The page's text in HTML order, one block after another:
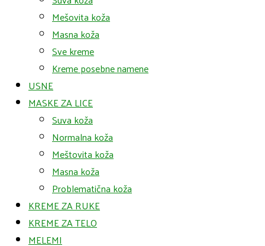
Mešovita koža
Masna koža
Sve kreme
Kreme posebne namene
USNE
MASKE ZA LICE
Suva koža
Normalna koža
Meštovita koža
Masna koža
Problematična koža
KREME ZA RUKE
KREME ZA TELO
MELEMI